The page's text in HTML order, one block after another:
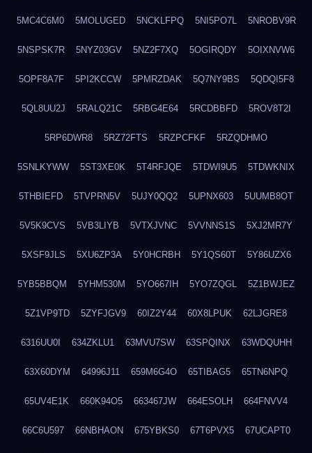
5MC4C6M0 5MOLUGED 5NCKLFPQ 5NI5PO7L 5NROBV9R
5NSPSK7R 5NYZ03GV 5NZ2F7XQ 5OGIRQDY 5OIXNVW6
5OPF8A7F 5PI2KCCW 5PMRZDAK 5Q7NY9BS 5QDQI5F8
5QL8UU2J 5RALQ21C 5RBG4E64 5RCDBBFD 5ROV8T2I
5RP6DWR8 5RZ72FTS 5RZPCFKF 5RZQDHMO
5SNLKYWW 5ST3XE0K 5T4RFJQE 5TDWI9U5 5TDWKNIX
5THBIEFD 5TVPRN5V 5UJY0QQ2 5UPNX603 5UUMB8OT
5V5K9CVS 5VB3LIYB 5VTXJVNC 5VVNNS1S 5XJ2MR7Y
5XSF9JLS 5XU6ZP3A 5Y0HCRBH 5Y1QS60T 5Y86UZX6
5YB5BBQM 5YHM530M 5YO667IH 5YO7ZQGL 5Z1BWJEZ
5Z1VP9TD 5ZYFJGV9 60IZ2Y44 60X8LPUK 62LJGRE8
6316UU0I 634ZKLU1 63MVU7SW 63SPQINX 63WDQUHH
63X60DYM 64996J11 659M6G4O 65TIBAG5 65TN6NPQ
65UV4E1K 660K94O5 663467JW 664ESOLH 664FNVV4
66C6U597 66NBHAON 675YBKS0 67T6PVX5 67UCAPT0